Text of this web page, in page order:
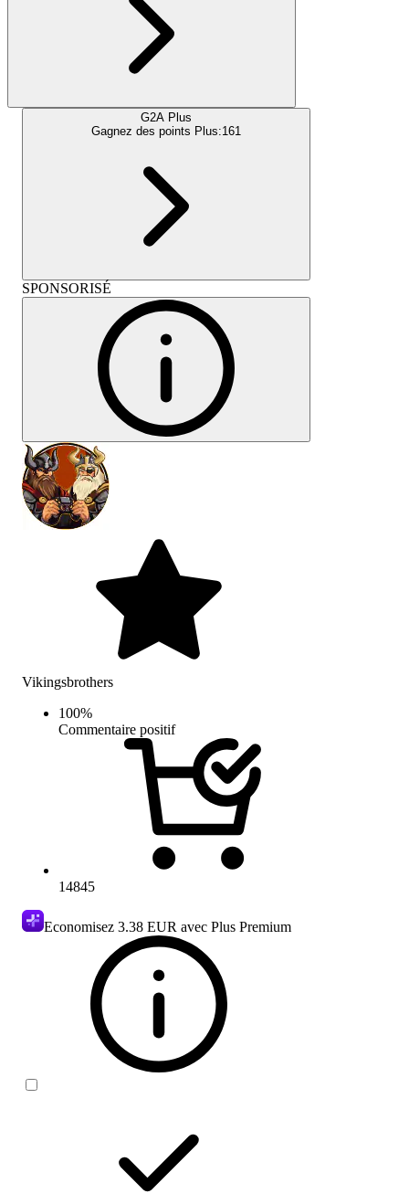
G2A Plus
Gagnez des points Plus:161
SPONSORISÉ
Vikingsbrothers
100%
Commentaire positif
14845
Economisez 3.38 EUR avec Plus Premium